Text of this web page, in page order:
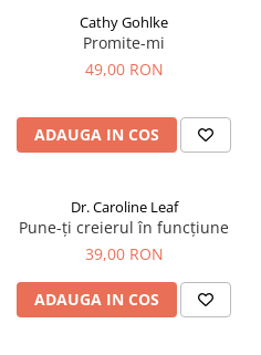
Cathy Gohlke
Promite-mi
49,00 RON
ADAUGA IN COS
Dr. Caroline Leaf
Pune-ți creierul în funcțiune
39,00 RON
ADAUGA IN COS